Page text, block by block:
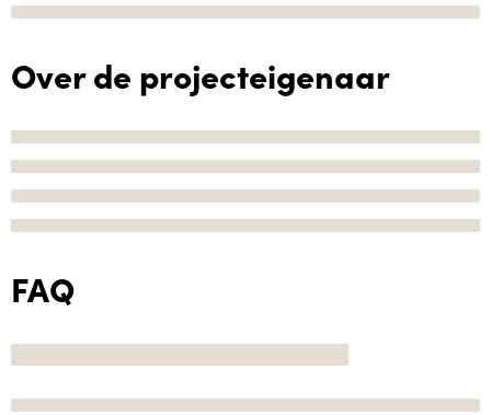
Over de projecteigenaar
FAQ